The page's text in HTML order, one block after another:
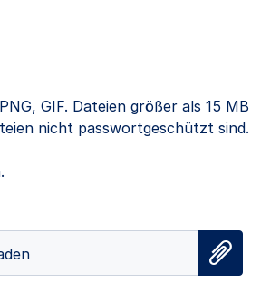
GIF. Dateien größer als 15 MB
nicht passwortgeschützt sind.